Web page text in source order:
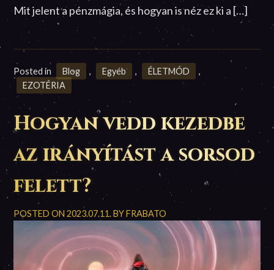
Mit jelent a pénzmágia, és hogyan is néz ez ki a […]
Posted in Blog , Egyéb , ÉLETMÓD
,
EZOTÉRIA
Hogyan vedd kezedbe
az irányítást a sorsod
felett?
POSTED ON2023.07.11.BYFRABATO